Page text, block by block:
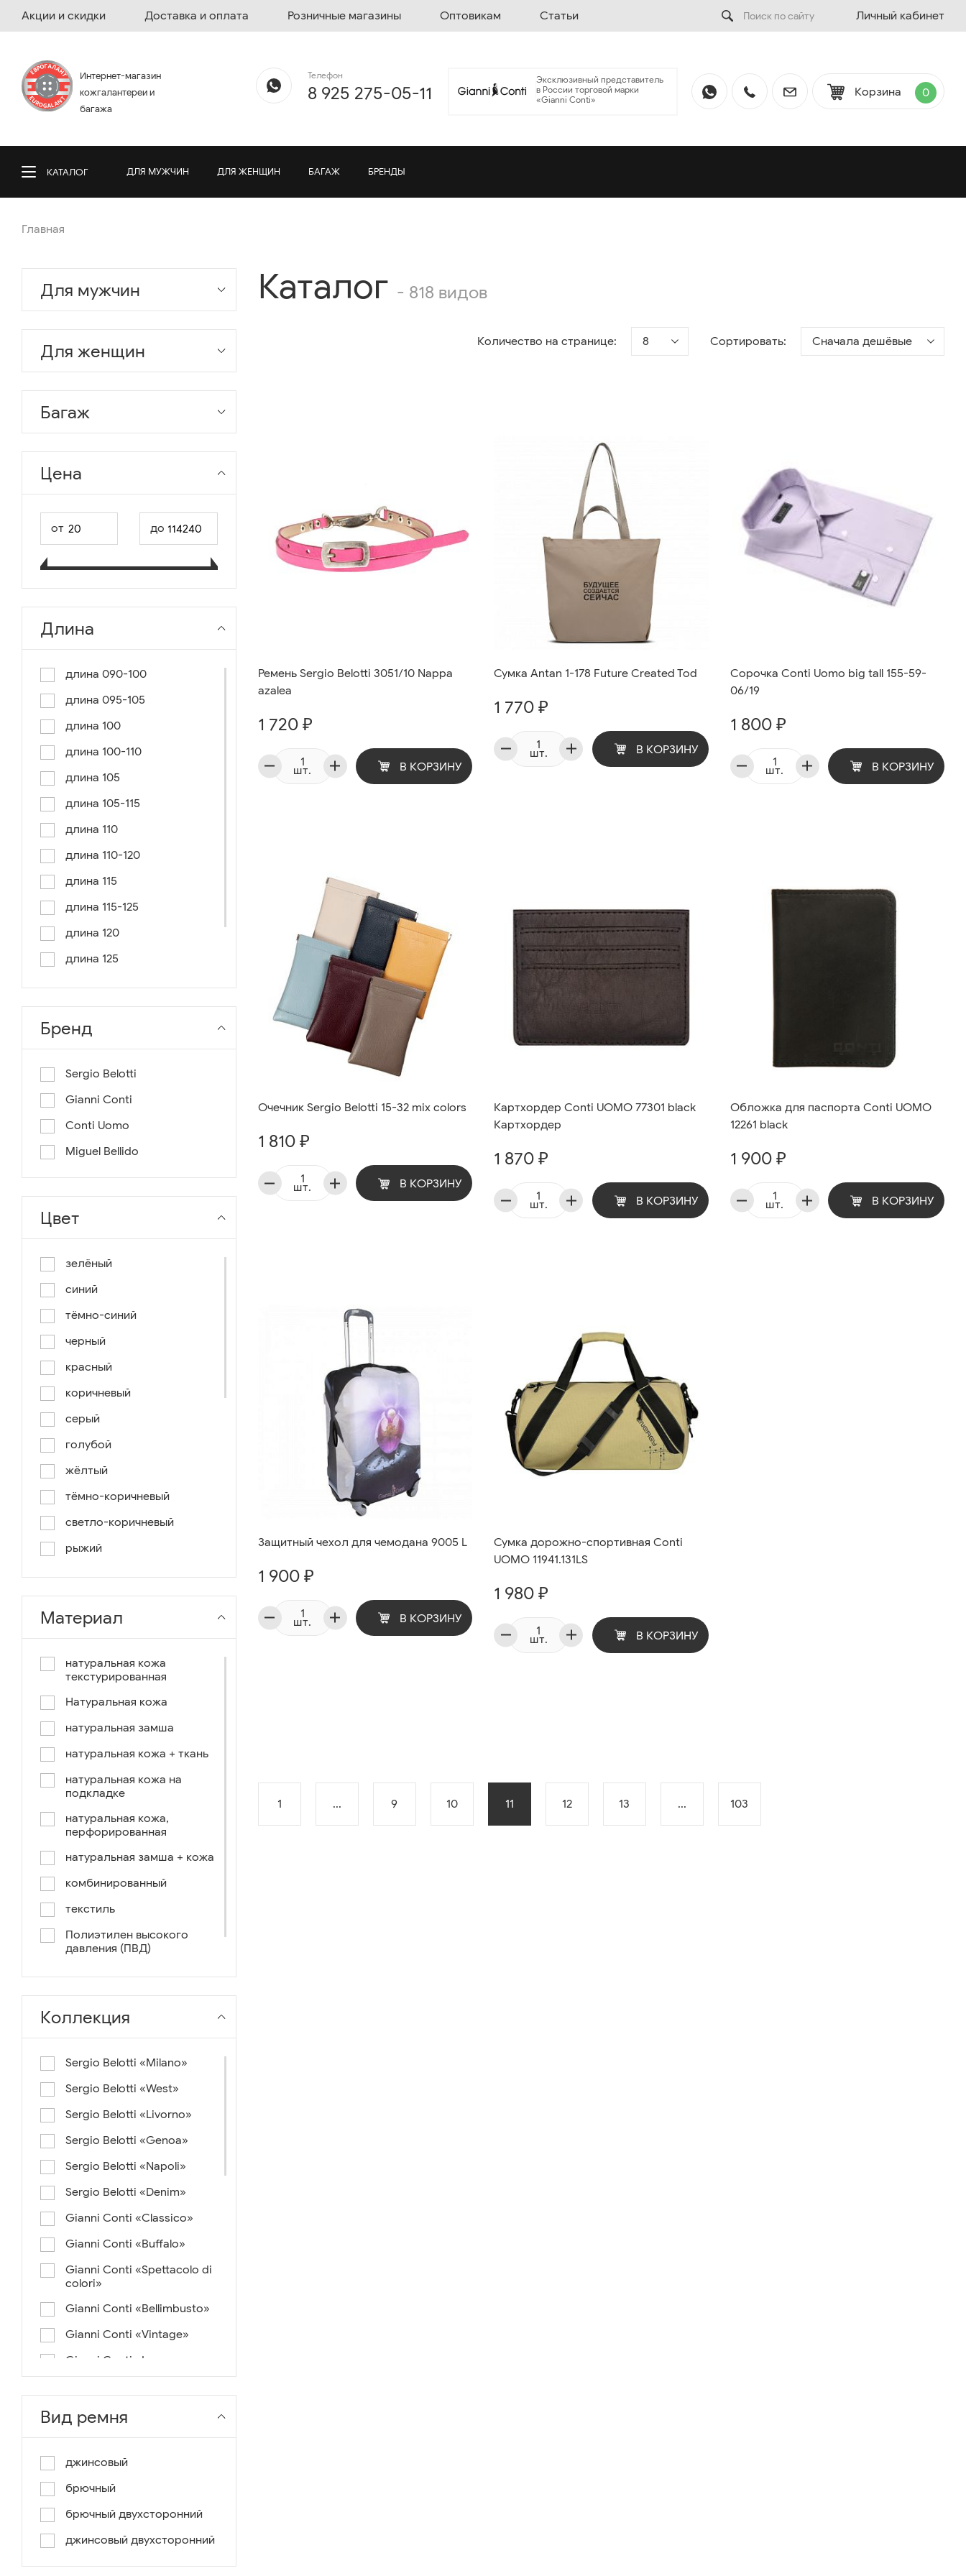
Акции и скидки Доставка и оплата Розничные магазины Оптовикам Статьи Личный кабинет
Интернет-магазин
кожгалантереи и
багажа
Телефон
8 925 275-05-11
Эксклюзивный представитель
в России торговой марки
«Gianni Conti»
Корзина 0
КАТАЛОГ ДЛЯ МУЖЧИН ДЛЯ ЖЕНЩИН БАГАЖ БРЕНДЫ
Главная
Для мужчин
Для женщин
Багаж
Цена
от до
Длина
длина 090-100
длина 095-105
длина 100
длина 100-110
длина 105
длина 105-115
длина 110
длина 110-120
длина 115
длина 115-125
длина 120
длина 125
длина 130
длина 135
Бренд
Sergio Belotti
Gianni Conti
Conti Uomo
Miguel Bellido
Цвет
зелёный
синий
тёмно-синий
черный
красный
коричневый
серый
голубой
жёлтый
тёмно-коричневый
светло-коричневый
рыжий
серо-коричневый
светло-голубой
чёрный-коричневый
комбинированный
коричнево-зеленый
коричневый-синий
коричневый/светло-
коричневый /ручное окраш.-
синий/черный
коричневый /ручное окраш.-
Материал
натуральная кожа
текстурированная
Натуральная кожа
натуральная замша
натуральная кожа + ткань
натуральная кожа на
подкладке
натуральная кожа,
перфорированная
натуральная замша + кожа
комбинированный
текстиль
Полиэтилен высокого
давления (ПВД)
нейлон+ткань
Коллекция
Sergio Belotti «Milano»
Sergio Belotti «West»
Sergio Belotti «Livorno»
Sergio Belotti «Genoa»
Sergio Belotti «Napoli»
Sergio Belotti «Denim»
Gianni Conti «Classico»
Gianni Conti «Buffalo»
Gianni Conti «Spettacolo di
colori»
Gianni Conti «Bellimbusto»
Gianni Conti «Vintage»
Gianni Conti «Lusso e un
pochino di colore»
Gianni Conti «Antico»
Miguel Bellido «Melbourne»
Вид ремня
джинсовый
брючный
брючный двухсторонний
джинсовый двухсторонний
Каталог - 818 видов
Количество на странице: 8 Сортировать: Сначала дешёвые
Ремень Sergio Belotti 3051/10 Nappa
azalea
1 720 ₽
шт. В КОРЗИНУ
Сумка Antan 1-178 Future Created Tod
1 770 ₽
шт. В КОРЗИНУ
Сорочка Conti Uomo big tall 155-59-
06/19
1 800 ₽
шт. В КОРЗИНУ
Очечник Sergio Belotti 15-32 mix colors
1 810 ₽
шт. В КОРЗИНУ
Картхордер Conti UOMO 77301 black
Картхордер
1 870 ₽
шт. В КОРЗИНУ
Обложка для паспорта Conti UOMO
12261 black
1 900 ₽
шт. В КОРЗИНУ
Защитный чехол для чемодана 9005 L
1 900 ₽
шт. В КОРЗИНУ
Сумка дорожно-спортивная Conti
UOMO 11941.131LS
1 980 ₽
шт. В КОРЗИНУ
1 ... 9 10 11 12 13 ... 103